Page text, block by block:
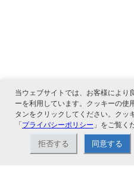
関連
当ウェブサイトでは、お客様により
ーを利用しています。クッキーの使
タンをクリックしてください。クッ
「プライバシーポリシー 」をご覧く
拒否する 同意する